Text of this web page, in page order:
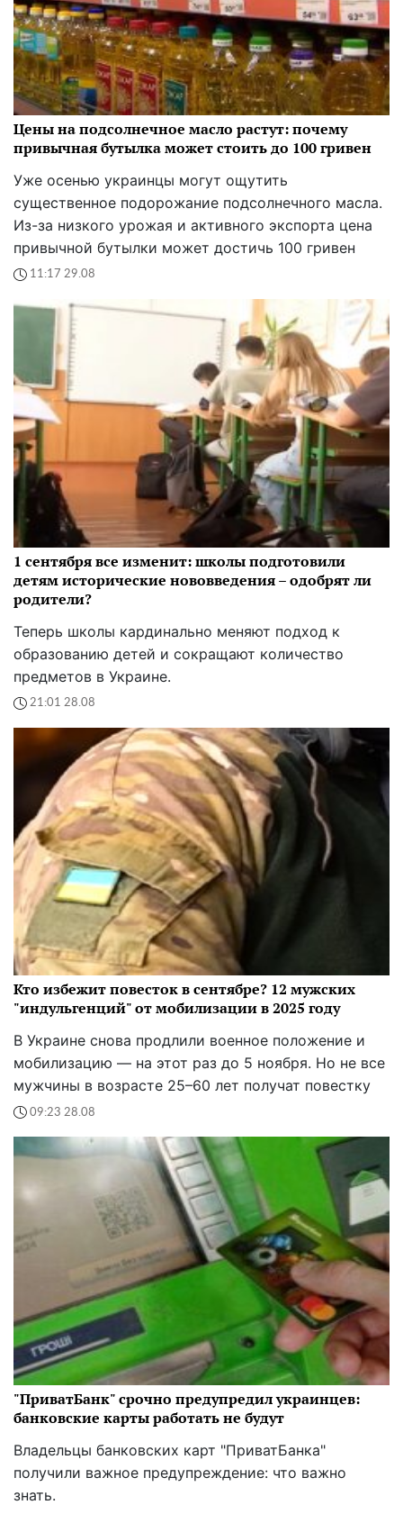
Цены на подсолнечное масло растут: почему
привычная бутылка может стоить до 100 гривен
Уже осенью украинцы могут ощутить
существенное подорожание подсолнечного масла.
Из-за низкого урожая и активного экспорта цена
привычной бутылки может достичь 100 гривен
11:17 29.08
1 сентября все изменит: школы подготовили
детям исторические нововведения – одобрят ли
родители?
Теперь школы кардинально меняют подход к
образованию детей и сокращают количество
предметов в Украине.
21:01 28.08
Кто избежит повесток в сентябре? 12 мужских
"индульгенций" от мобилизации в 2025 году
В Украине снова продлили военное положение и
мобилизацию — на этот раз до 5 ноября. Но не все
мужчины в возрасте 25–60 лет получат повестку
09:23 28.08
"ПриватБанк" срочно предупредил украинцев:
банковские карты работать не будут
Владельцы банковских карт "ПриватБанка"
получили важное предупреждение: что важно
знать.